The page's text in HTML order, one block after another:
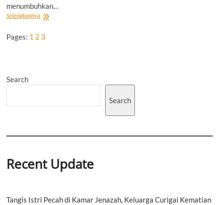
menumbuhkan…
SelengkapnyaKoperasi
Bertumbuh
Manfaat
Pages: 1 2 3
Search
Search
Recent Update
Tangis Istri Pecah di Kamar Jenazah, Keluarga Curigai Kematian